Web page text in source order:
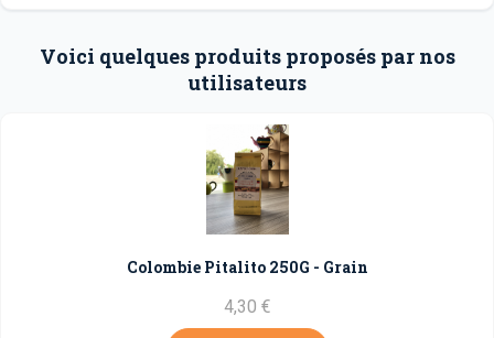
Voici quelques produits proposés par nos
utilisateurs
Colombie Pitalito 250G - Grain
4,30 €